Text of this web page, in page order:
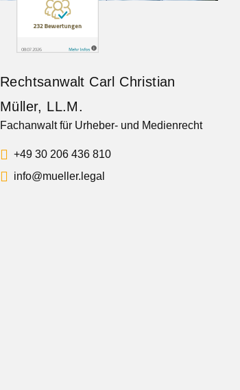
Rechtsanwalt Carl Christian
Müller, LL.M.
Fachanwalt für Urheber- und Medienrecht
+49 30 206 436 810
info@mueller.legal